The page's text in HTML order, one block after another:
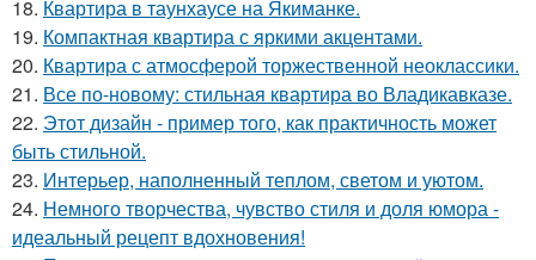
18. Квартира в таунхаусе на Якиманке.
19. Компактная квартира с яркими акцентами.
20. Квартира с атмосферой торжественной неоклассики.
21. Все по-новому: стильная квартира во Владикавказе.
22. Этот дизайн - пример того, как практичность может
быть стильной.
23. Интерьер, наполненный теплом, светом и уютом.
24. Немного творчества, чувство стиля и доля юмора -
идеальный рецепт вдохновения!